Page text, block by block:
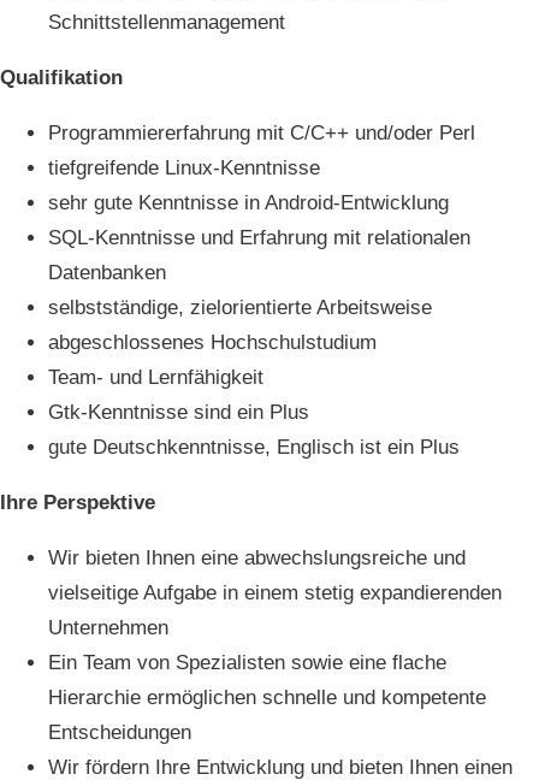
Schnittstellenmanagement
Qualifikation
Programmiererfahrung mit C/C++ und/oder Perl
tiefgreifende Linux-Kenntnisse
sehr gute Kenntnisse in Android-Entwicklung
SQL-Kenntnisse und Erfahrung mit relationalen
Datenbanken
selbstständige, zielorientierte Arbeitsweise
abgeschlossenes Hochschulstudium
Team- und Lernfähigkeit
Gtk-Kenntnisse sind ein Plus
gute Deutschkenntnisse, Englisch ist ein Plus
Ihre Perspektive
Wir bieten Ihnen eine abwechslungsreiche und
vielseitige Aufgabe in einem stetig expandierenden
Unternehmen
Ein Team von Spezialisten sowie eine flache
Hierarchie ermöglichen schnelle und kompetente
Entscheidungen
Wir fördern Ihre Entwicklung und bieten Ihnen einen